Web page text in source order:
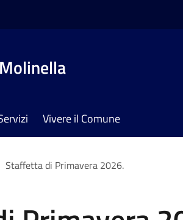
Vivere il Comune
Staffetta di Primavera 2026.